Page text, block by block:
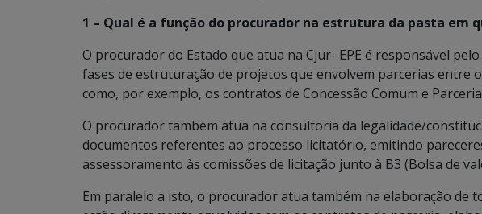
1 – Qual é a função do procurador na estrutura da pasta em
O procurador do Estado que atua na Cjur- EPE é responsável
fases de estruturação de projetos que envolvem parcerias entre
como, por exemplo, os contratos de Concessão Comum e
O procurador também atua na consultoria da legalidade/
documentos referentes ao processo licitatório, emitindo
assessoramento às comissões de licitação junto à B3 (Bolsa de
Em paralelo a isto, o procurador atua também na elaboração de